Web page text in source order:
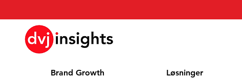
Brand Growth Løsninger